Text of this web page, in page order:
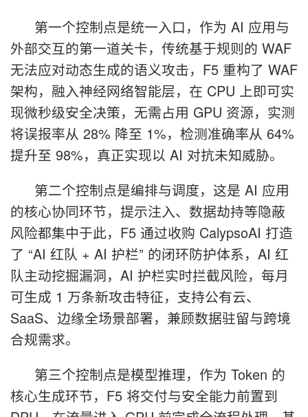
第一个控制点是统一入口，作为 AI 应用与
外部交互的第一道关卡，传统基于规则的 WAF
无法应对动态生成的语义攻击，F5 重构了 WAF
架构，融入神经网络智能层，在 CPU 上即可实
现微秒级安全决策，无需占用 GPU 资源，实测
将误报率从 28% 降至 1%，检测准确率从 64%
提升至 98%，真正实现以 AI 对抗未知威胁。
第二个控制点是编排与调度，这是 AI 应用
的核心协同环节，提示注入、数据劫持等隐蔽
风险都集中于此，F5 通过收购 CalypsoAI 打造
了 “AI 红队 + AI 护栏” 的闭环防护体系，AI 红
队主动挖掘漏洞，AI 护栏实时拦截风险，每月
可生成 1 万条新攻击特征，支持公有云、
SaaS、边缘全场景部署，兼顾数据驻留与跨境
合规需求。
第三个控制点是模型推理，作为 Token 的
核心生成环节，F5 将交付与安全能力前置到